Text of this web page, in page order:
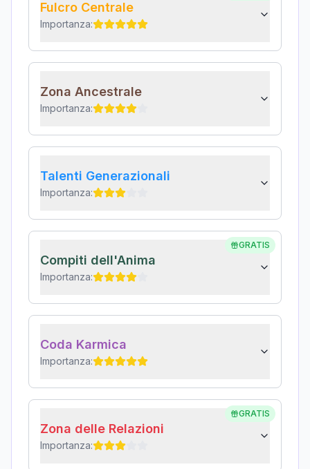
Fulcro Centrale
Importanza:
Zona Ancestrale
Importanza:
Talenti Generazionali
Importanza:
GRATIS
Compiti dell'Anima
Importanza:
Coda Karmica
Importanza:
GRATIS
Zona delle Relazioni
Importanza: